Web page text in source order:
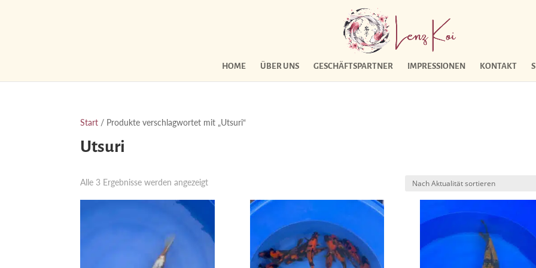
HOME ÜBER UNS GESCHÄFTSPARTNER IMPRESSIONEN KONTAKT
Start / Produkte verschlagwortet mit „Utsuri“
Utsuri
Alle 3 Ergebnisse werden angezeigtNach
sortiert